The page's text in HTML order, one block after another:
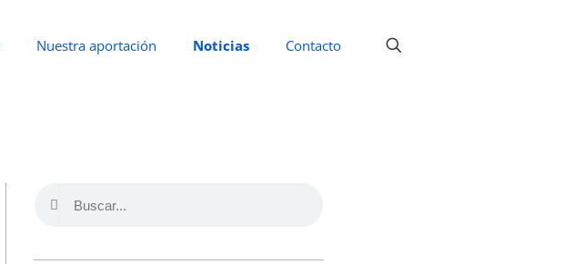
Nuestra aportación Noticias Contacto